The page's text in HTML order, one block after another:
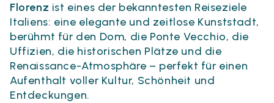
Florenz ist eines der bekanntesten Reiseziele
Italiens: eine elegante und zeitlose Kunststadt,
berühmt für den Dom, die Ponte Vecchio, die
Uffizien, die historischen Plätze und die
Renaissance-Atmosphäre – perfekt für einen
Aufenthalt voller Kultur, Schönheit und
Entdeckungen.